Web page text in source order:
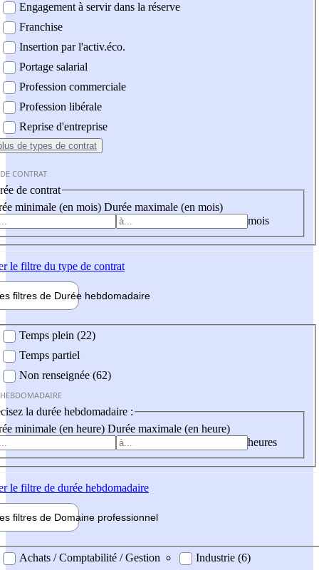
Engagement à servir dans la réserve
Franchise
Insertion par l'activ.éco.
Portage salarial
Profession commerciale
Profession libérale
Reprise d'entreprise
de types de contrat
CONTRAT
de contrat
minimale (en mois) Durée maximale (en mois)
mois
le filtre du type de contrat
filtres de Durée hebdomadaire
Temps plein (22)
Temps partiel
Non renseignée (62)
la durée hebdomadaire :
minimale (en heure) Durée maximale (en heure)
heures
le filtre de durée hebdomadaire
filtres de Domaine professionnel
professionel
Achats / Comptabilité / Gestion
Industrie (6)